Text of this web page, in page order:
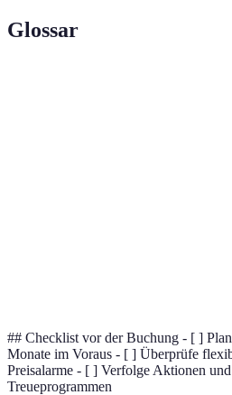
Glossar
## Checklist vor der Buchung - [ ]
Monate im Voraus - [ ] Überprüfe
Preisalarme - [ ] Verfolge Aktionen
Treueprogrammen